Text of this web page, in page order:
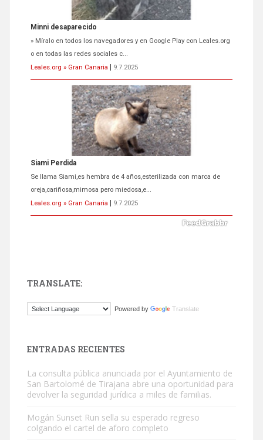
Minni desaparecido
» Míralo en todos los navegadores y en Google Play con Leales.org
o en todas las redes sociales c...
Leales.org » Gran Canaria
9.7.2025
Siami Perdida
Se llama Siami,es hembra de 4 años,esterilizada con marca de
oreja,cariñosa,mimosa pero miedosa,e...
Leales.org » Gran Canaria
9.7.2025
El ayuntamiento se va a llevar a Los Gatos callejeros de la zona los
Gato manso encontrado
TRANSLATE:
Powered by Translate
ENTRADAS RECIENTES
La consulta pública anunciada por el Ayuntamiento de
San Bartolomé de Tirajana abre una oportunidad para
devolver la seguridad jurídica a miles de familias.
Mogán Sunset Run sella su esperado regreso
colgando el cartel de aforo completo